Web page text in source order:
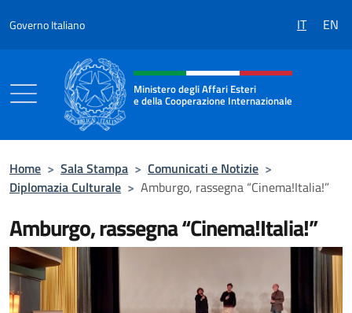
Governo Italiano IT EN
Intestazione sito, social e menù
Ministero degli Affari Esteri
e della Cooperazione Internazionale
Home > Sala Stampa > Comunicati e Notizie >
Diplomazia Culturale > Amburgo, rassegna “Cinema!Italia!”
Amburgo, rassegna “Cinema!Italia!”